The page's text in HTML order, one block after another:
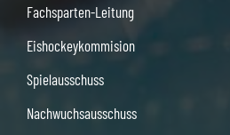
Fachsparten-Leitung
Eishockeykommision
Spielausschuss
Nachwuchsausschuss